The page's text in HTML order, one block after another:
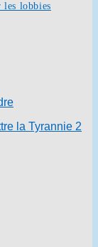
les lobbies
la Tyrannie 2